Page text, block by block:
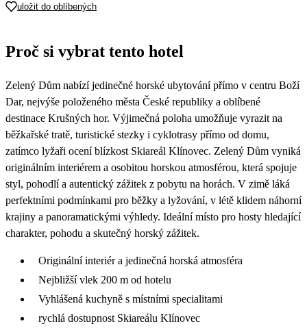
17 18
24
2 029
25 26 27
31
2 029
uložit do oblíbených
Proč si vybrat tento hotel
Zelený Dům nabízí jedinečné horské ubytování přímo v centru Boží
Dar, nejvýše položeného města České republiky a oblíbené
destinace Krušných hor. Výjimečná poloha umožňuje vyrazit na
běžkařské tratě, turistické stezky i cyklotrasy přímo od domu,
zatímco lyžaři ocení blízkost Skiareál Klínovec. Zelený Dům vyniká
originálním interiérem a osobitou horskou atmosférou, která spojuje
styl, pohodlí a autentický zážitek z pobytu na horách. V zimě láká
perfektními podmínkami pro běžky a lyžování, v létě klidem náhorní
krajiny a panoramatickými výhledy. Ideální místo pro hosty hledající
charakter, pohodu a skutečný horský zážitek.
Originální interiér a jedinečná horská atmosféra
Nejbližší vlek 200 m od hotelu
Vyhlášená kuchyně s místními specialitami
rychlá dostupnost Skiareálu Klínovec